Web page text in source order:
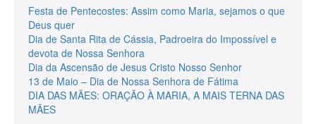
Festa de Pentecostes: Assim como Maria, sejamos o que
Deus quer
Dia de Santa Rita de Cássia, Padroeira do Impossível e
devota de Nossa Senhora
Dia da Ascensão de Jesus Cristo Nosso Senhor
13 de Maio – Dia de Nossa Senhora de Fátima
DIA DAS MÃES: ORAÇÃO À MARIA, A MAIS TERNA DAS
MÃES